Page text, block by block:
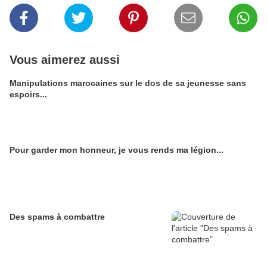
Vous aimerez aussi
Manipulations marocaines sur le dos de sa jeunesse sans
espoirs...
Pour garder mon honneur, je vous rends ma légion...
Des spams à combattre